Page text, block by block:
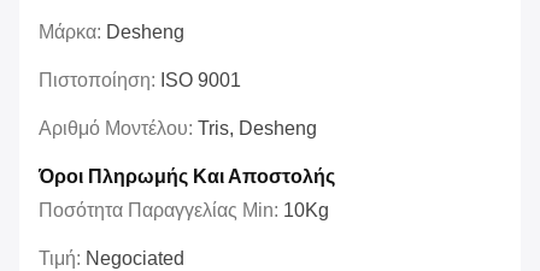
Μάρκα: Desheng
Πιστοποίηση: ISO 9001
Αριθμό Μοντέλου: Tris, Desheng
Όροι Πληρωμής Και Αποστολής
Ποσότητα Παραγγελίας Min: 10Kg
Τιμή: Negociated